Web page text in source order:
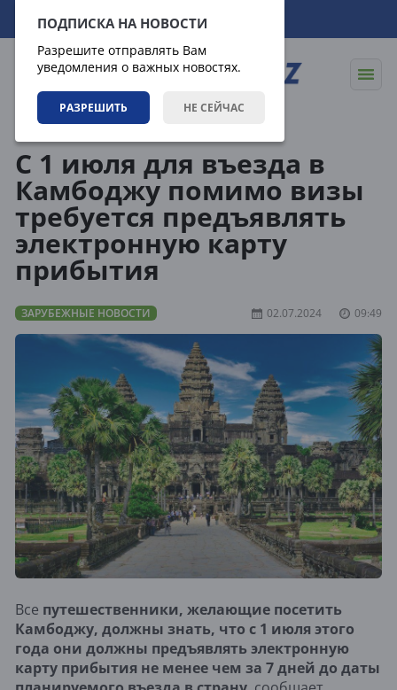
ПОДПИСКА НА НОВОСТИ
Разрешите отправлять Вам
уведомления о важных новостях.
РАЗРЕШИТЬ НЕ СЕЙЧАС
10.08.2026 09:58:51
С 1 июля для въезда в
Камбоджу помимо визы
требуется предъявлять
электронную карту
прибытия
ЗАРУБЕЖНЫЕ НОВОСТИ 02.07.2024 09:49
Все путешественники, желающие посетить
Камбоджу, должны знать, что с 1 июля этого
года они должны предъявлять электронную
карту прибытия не менее чем за 7 дней до даты